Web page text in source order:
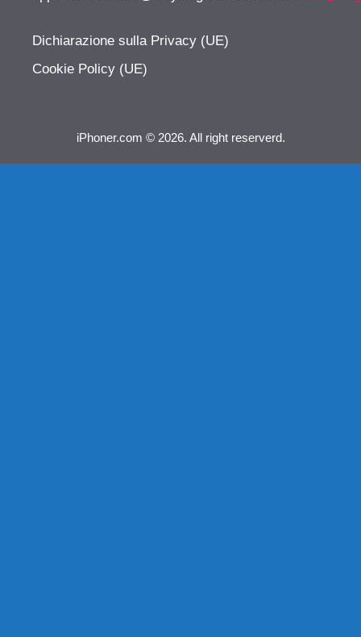
Dichiarazione sulla Privacy (UE)
Cookie Policy (UE)
iPhoner.com © 2026. All right reserverd.